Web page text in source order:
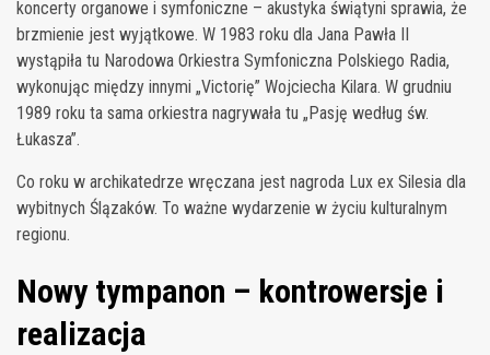
koncerty organowe i symfoniczne – akustyka świątyni sprawia, że
brzmienie jest wyjątkowe. W 1983 roku dla Jana Pawła II
wystąpiła tu Narodowa Orkiestra Symfoniczna Polskiego Radia,
wykonując między innymi „Victorię” Wojciecha Kilara. W grudniu
1989 roku ta sama orkiestra nagrywała tu „Pasję według św.
Łukasza”.
Co roku w archikatedrze wręczana jest nagroda Lux ex Silesia dla
wybitnych Ślązaków. To ważne wydarzenie w życiu kulturalnym
regionu.
Nowy tympanon – kontrowersje i
realizacja